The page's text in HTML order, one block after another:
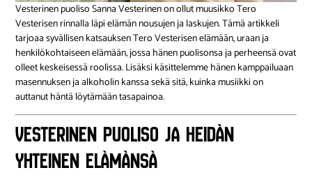
Vesterinen puoliso Sanna Vesterinen on ollut muusikko Tero
Vesterisen rinnalla läpi elämän nousujen ja laskujen. Tämä artikkeli
tarjoaa syvällisen katsauksen Tero Vesterisen elämään, uraan ja
henkilökohtaiseen elämään, jossa hänen puolisonsa ja perheensä ovat
olleet keskeisessä roolissa. Lisäksi käsittelemme hänen kamppailuaan
masennuksen ja alkoholin kanssa sekä sitä, kuinka musiikki on
auttanut häntä löytämään tasapainoa.
Vesterinen puoliso ja heidän
yhteinen elämänsä